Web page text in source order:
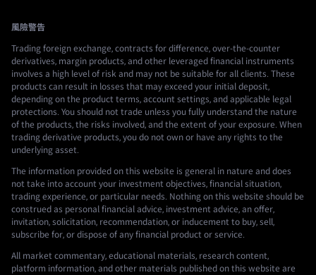
風險警告
Trading foreign exchange, contracts for difference, over-the-counter
derivatives, margin products, and other leveraged financial instruments
involves a high level of risk and may not be suitable for all clients. These
products can result in losses that may exceed your initial deposit,
depending on the product terms, account settings, and applicable legal
protections. You should not trade unless you fully understand the nature
of the products, the risks involved, and the extent of your exposure. When
trading derivative products, you do not own or have any rights to the
underlying asset.
The information provided on this website is general in nature and does
not take into account your investment objectives, financial situation,
trading experience, or particular needs. Nothing on this website should be
construed as personal financial advice, investment advice, an offer,
invitation, solicitation, recommendation, or inducement to buy, sell,
subscribe for, or dispose of any financial product or service.
All market commentary, educational materials, research content,
platform information, and other materials published on this website are